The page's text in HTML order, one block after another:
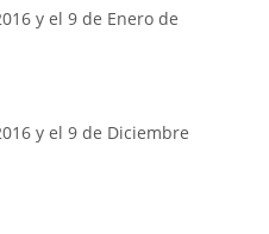
y el 9 de Enero de
y el 9 de Diciembre